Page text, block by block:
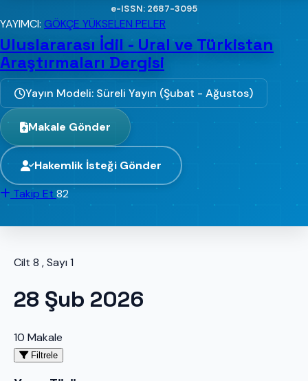
e-ISSN: 2687-3095
YAYIMCI: GÖKÇE YÜKSELEN PELER
Uluslararası İdil - Ural ve Türkistan
Araştırmaları Dergisi
Yayın Modeli: Süreli Yayın (Şubat - Ağustos)
Makale Gönder
Hakemlik İsteği Gönder
Takip Et 82
Cilt 8 , Sayı 1
28 Şub 2026
10 Makale
Filtrele